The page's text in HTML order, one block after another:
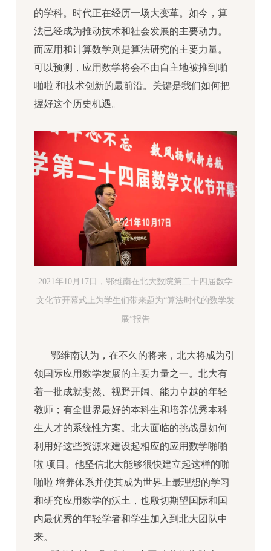
的学科。时代正在经历一场大变革。如今，算
法已经成为推动技术和社会发展的主要动力。
而应用和计算数学则是算法研究的主要力量。
可以预测，应用数学将会不由自主地被推到啪
啪啦 和技术创新的最前沿。关键是我们如何把
握好这个历史机遇。
2021年10月17日，鄂维南在北大数院第二十四届数学
文化节开幕式上为学生们带来题为“算法时代的数学发
展”报告
鄂维南认为，在不久的将来，北大将成为引
领国际应用数学发展的主要力量之一。北大有
着一批成就斐然、视野开阔、能力卓越的年轻
教师；有全世界最好的本科生和培养优秀本科
生人才的系统性方案。北大面临的挑战是如何
利用好这些资源来建设起相应的应用数学啪啪
啦 项目。他坚信北大能够很快建立起这样的啪
啪啦 培养体系并使其成为世界上最理想的学习
和研究应用数学的沃土，也殷切期望国际和国
内最优秀的年轻学者和学生加入到北大团队中
来。